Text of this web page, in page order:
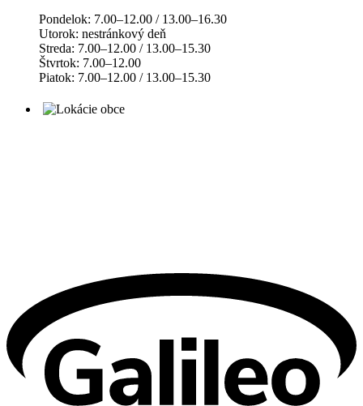
Pondelok: 7.00–12.00 / 13.00–16.30
Utorok: nestránkový deň
Streda: 7.00–12.00 / 13.00–15.30
Štvrtok: 7.00–12.00
Piatok: 7.00–12.00 / 13.00–15.30